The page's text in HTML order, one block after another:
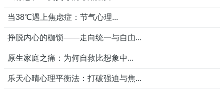
当38℃遇上焦虑症：节气心理...
挣脱内心的枷锁——走向统一与自由...
原生家庭之痛：为何自救比想象中...
乐天心晴心理平衡法：打破强迫与焦...